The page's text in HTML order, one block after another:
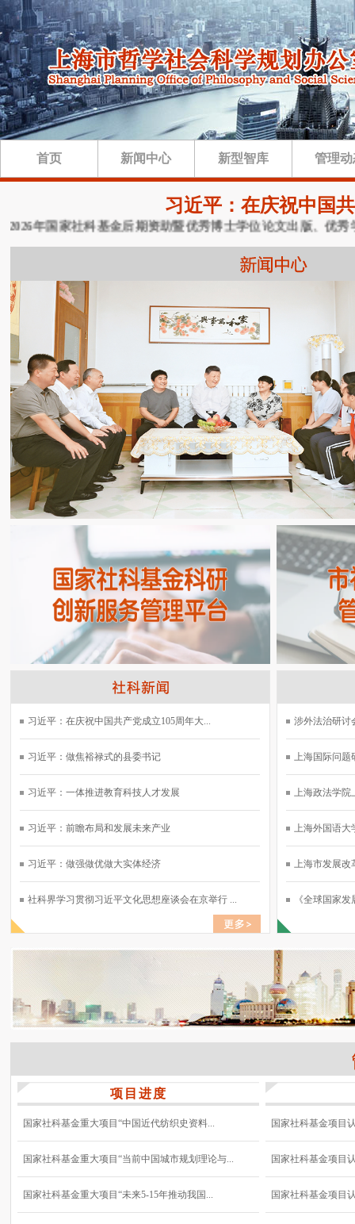
首页 新闻中心 新型智库 管理
习近平：在庆祝中国
年国家社科基金后期资助暨优秀博士学位论文出版、优秀学术
习近平：在庆祝中国共产党成立105周年大...
习近平：做焦裕禄式的县委书记
习近平：一体推进教育科技人才发展
习近平：前瞻布局和发展未来产业
习近平：做强做优做大实体经济
社科界学习贯彻习近平文化思想座谈会在京举行 ...
涉外法治研讨
上海国际问题
上海政法学院
上海外国语大
上海市发展改
《全球国家
项目进度
国家社科基金重大项目“中国近代纺织史资料...
国家社科基金重大项目“当前中国城市规划理论与...
国家社科基金重大项目“未来5-15年推动我国...
国家社科基金项目
国家社科基金项目
国家社科基金项目